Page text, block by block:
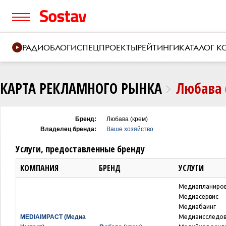
РАДИОБЛОГИСПЕЦПРОЕКТЫРЕЙТИНГИКАТАЛОГ
КАРТА РЕКЛАМНОГО РЫНКА
Бренд:
Любава (крем)
Владелец бренда:
Ваше хозяйство
Услуги, предоставленные бренду
КОМПАНИЯ БРЕНД УСЛУГИ
MEDIAIMPACT (Медиа
Медиасервис
Медиабаинг